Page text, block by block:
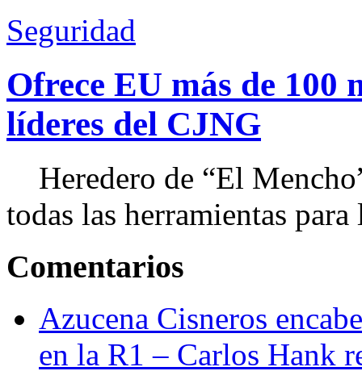
Seguridad
Ofrece EU más de 100
líderes del CJNG
Heredero de “El
todas las herramientas
Comentarios
Azucena Cisneros
en la R1 – Carlos Hank